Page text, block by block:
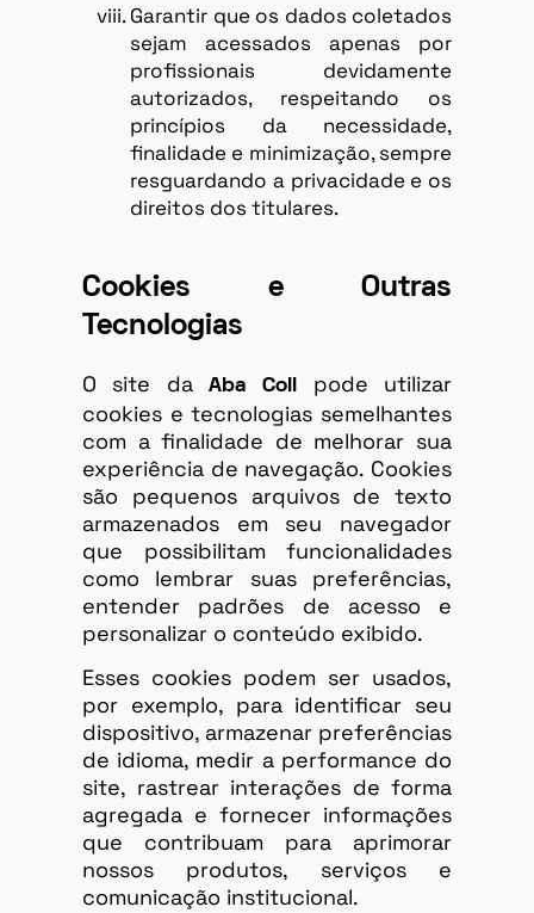
Garantir que os dados coletados
sejam acessados apenas por
profissionais devidamente
autorizados, respeitando os
princípios da necessidade,
finalidade e minimização, sempre
resguardando a privacidade e os
direitos dos titulares.
Cookies e Outras
Tecnologias
O site da Aba Coll
pode utilizar
cookies e tecnologias semelhantes
com a finalidade de melhorar sua
experiência de navegação. Cookies
são pequenos arquivos de texto
armazenados em seu navegador
que possibilitam funcionalidades
como lembrar suas preferências,
entender padrões de acesso e
personalizar o conteúdo exibido.
Esses cookies podem ser usados,
por exemplo, para identificar seu
dispositivo, armazenar preferências
de idioma, medir a performance do
site, rastrear interações de forma
agregada e fornecer informações
que contribuam para aprimorar
nossos produtos, serviços e
comunicação institucional.